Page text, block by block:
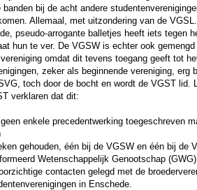
bij de acht andere
Allemaal, met uitzondering van de
pseudo-arrogante balletjes heeft iets tegen
hun te ver. De VGSW is echter ook
omdat dit tevens toegang geeft tot
zeker als beginnende vereniging, erg
toch door de bocht en wordt de VGST lid.
verklaren dat dit:
enkele precedentwerking toegeschreven
gehouden, één bij de VGSW en één bij de
Wetenschappelijk Genootschap
contacten gelegd met de
in Enschede.